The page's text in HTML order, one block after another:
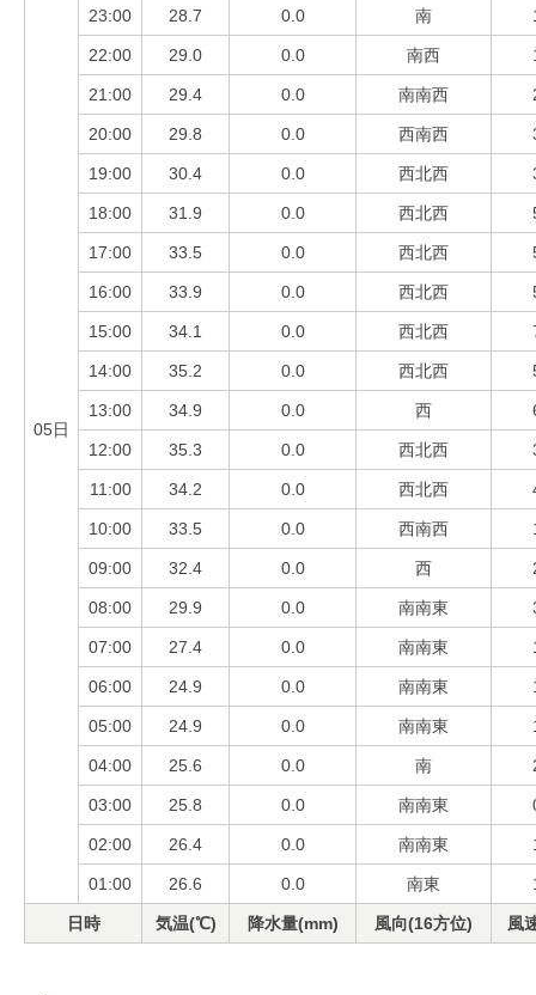
05日
23:00 28.7 0.0 南
22:00 29.0 0.0 南西
21:00 29.4 0.0 南南西
20:00 29.8 0.0 西南西
19:00 30.4 0.0 西北西
18:00 31.9 0.0 西北西
17:00 33.5 0.0 西北西
16:00 33.9 0.0 西北西
15:00 34.1 0.0 西北西
14:00 35.2 0.0 西北西
13:00 34.9 0.0 西
12:00 35.3 0.0 西北西
11:00 34.2 0.0 西北西
10:00 33.5 0.0 西南西
09:00 32.4 0.0 西
08:00 29.9 0.0 南南東
07:00 27.4 0.0 南南東
06:00 24.9 0.0 南南東
05:00 24.9 0.0 南南東
04:00 25.6 0.0 南
03:00 25.8 0.0 南南東
02:00 26.4 0.0 南南東
01:00 26.6 0.0 南東
日時 気温(℃) 降水量(mm) 風向(16方位) 風